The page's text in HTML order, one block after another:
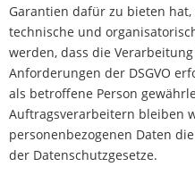
Garantien dafür zu bieten
technische und
werden, dass die
Anforderungen der DSGVO
als betroffene Person
Auftragsverarbeitern bleiben
personenbezogenen Daten
der Datenschutzgesetze.